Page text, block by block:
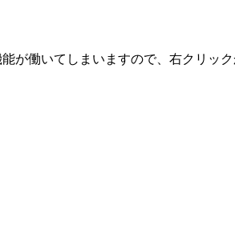
が働いてしまいますので、右クリッ